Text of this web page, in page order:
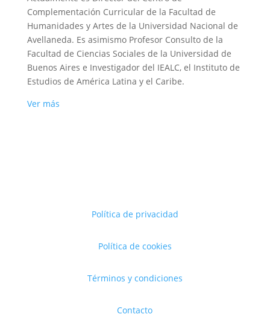
Complementación Curricular de la Facultad de
Humanidades y Artes de la Universidad Nacional de
Avellaneda. Es asimismo Profesor Consulto de la
Facultad de Ciencias Sociales de la Universidad de
Buenos Aires e Investigador del IEALC, el Instituto de
Estudios de América Latina y el Caribe.
Ver más
Política de privacidad
Política de cookies
Términos y condiciones
Contacto